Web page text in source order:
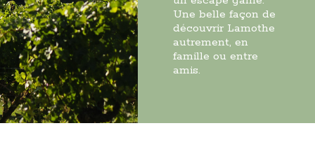
Une belle façon de
découvrir Lamothe
autrement, en
famille ou entre
amis.